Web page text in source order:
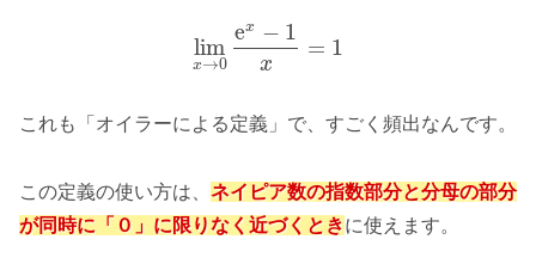
lim
x→0
ex − 1
x
= 1
これも「オイラーによる定義」で、すごく頻出なんです。
この定義の使い方は、 ネイピア数の指数部分と分母の部分
が同時に「０」に限りなく近づくときに使えます。